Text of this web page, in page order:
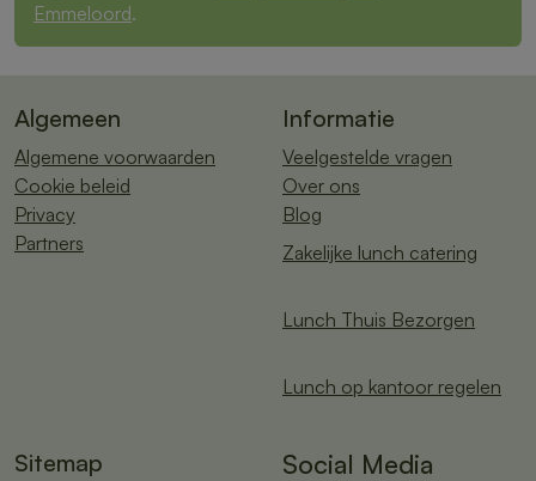
Emmeloord.
Algemeen
Algemene voorwaarden
Cookie beleid
Privacy
Partners
Informatie
Veelgestelde vragen
Over ons
Blog
Zakelijke lunch catering
Lunch Thuis Bezorgen
Lunch op kantoor regelen
Sitemap Social Media